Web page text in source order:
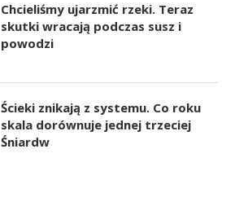
Chcieliśmy ujarzmić rzeki. Teraz
skutki wracają podczas susz i
powodzi
Ścieki znikają z systemu. Co roku
skala dorównuje jednej trzeciej
Śniardw